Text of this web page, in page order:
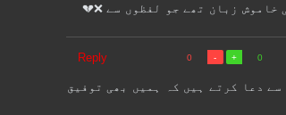
زبان تھے جو لفظوں سے ❌💔
0
0
Reply
دعا کرتے ہیں کہ ہمیں بھی توفیق